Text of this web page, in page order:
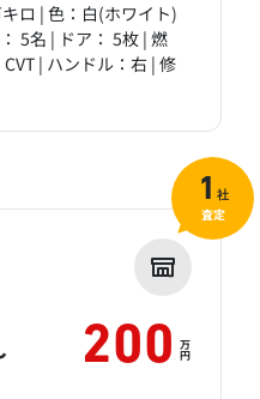
ロ | 色：白(ホワイト)
5名 | ドア： 5枚 | 燃
| ハンドル：右 | 修
200 万
円
1 社
査定